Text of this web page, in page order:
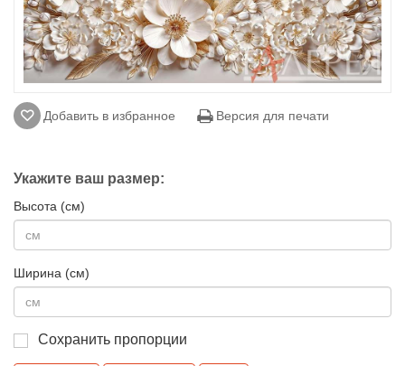
Добавить в избранное Версия для печати
Укажите ваш размер:
Высота (см)
Ширина (см)
Сохранить пропорции